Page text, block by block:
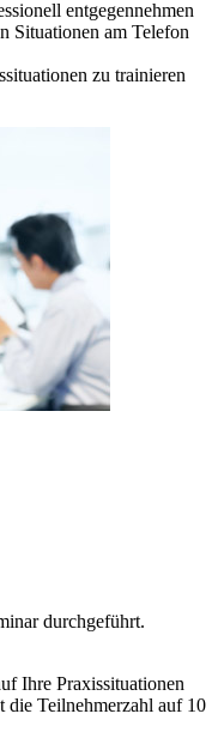
entgegennehmen
Situationen am Telefon
zu trainieren
durchgeführt.
Ihre Praxissituationen
die Teilnehmerzahl auf 10